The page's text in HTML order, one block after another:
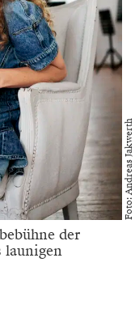
Foto: Andreas Jakwerth
der
launigen